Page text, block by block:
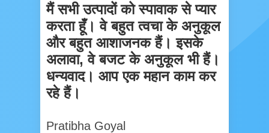
मैं सभी उत्पादों को स्पावाक से प्यार
करता हूँ। वे बहुत त्वचा के अनुकूल
और बहुत आशाजनक हैं। इसके
अलावा, वे बजट के अनुकूल भी हैं।
धन्यवाद। आप एक महान काम कर
रहे हैं।
Pratibha Goyal